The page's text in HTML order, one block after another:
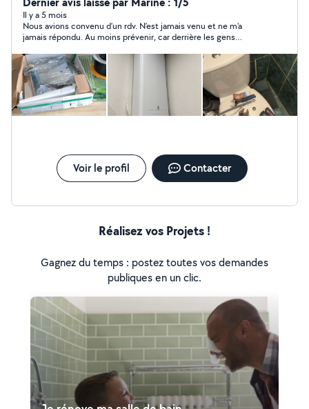
Il y a 5 mois
Nous avions convenu d’un rdv. N’est jamais venu et ne m’a
jamais répondu. Au moins prévenir, car derrière les gens
Voir le profil Contacter
Réalisez vos Projets !
Gagnez du temps : postez toutes vos demandes
publiques en un clic.